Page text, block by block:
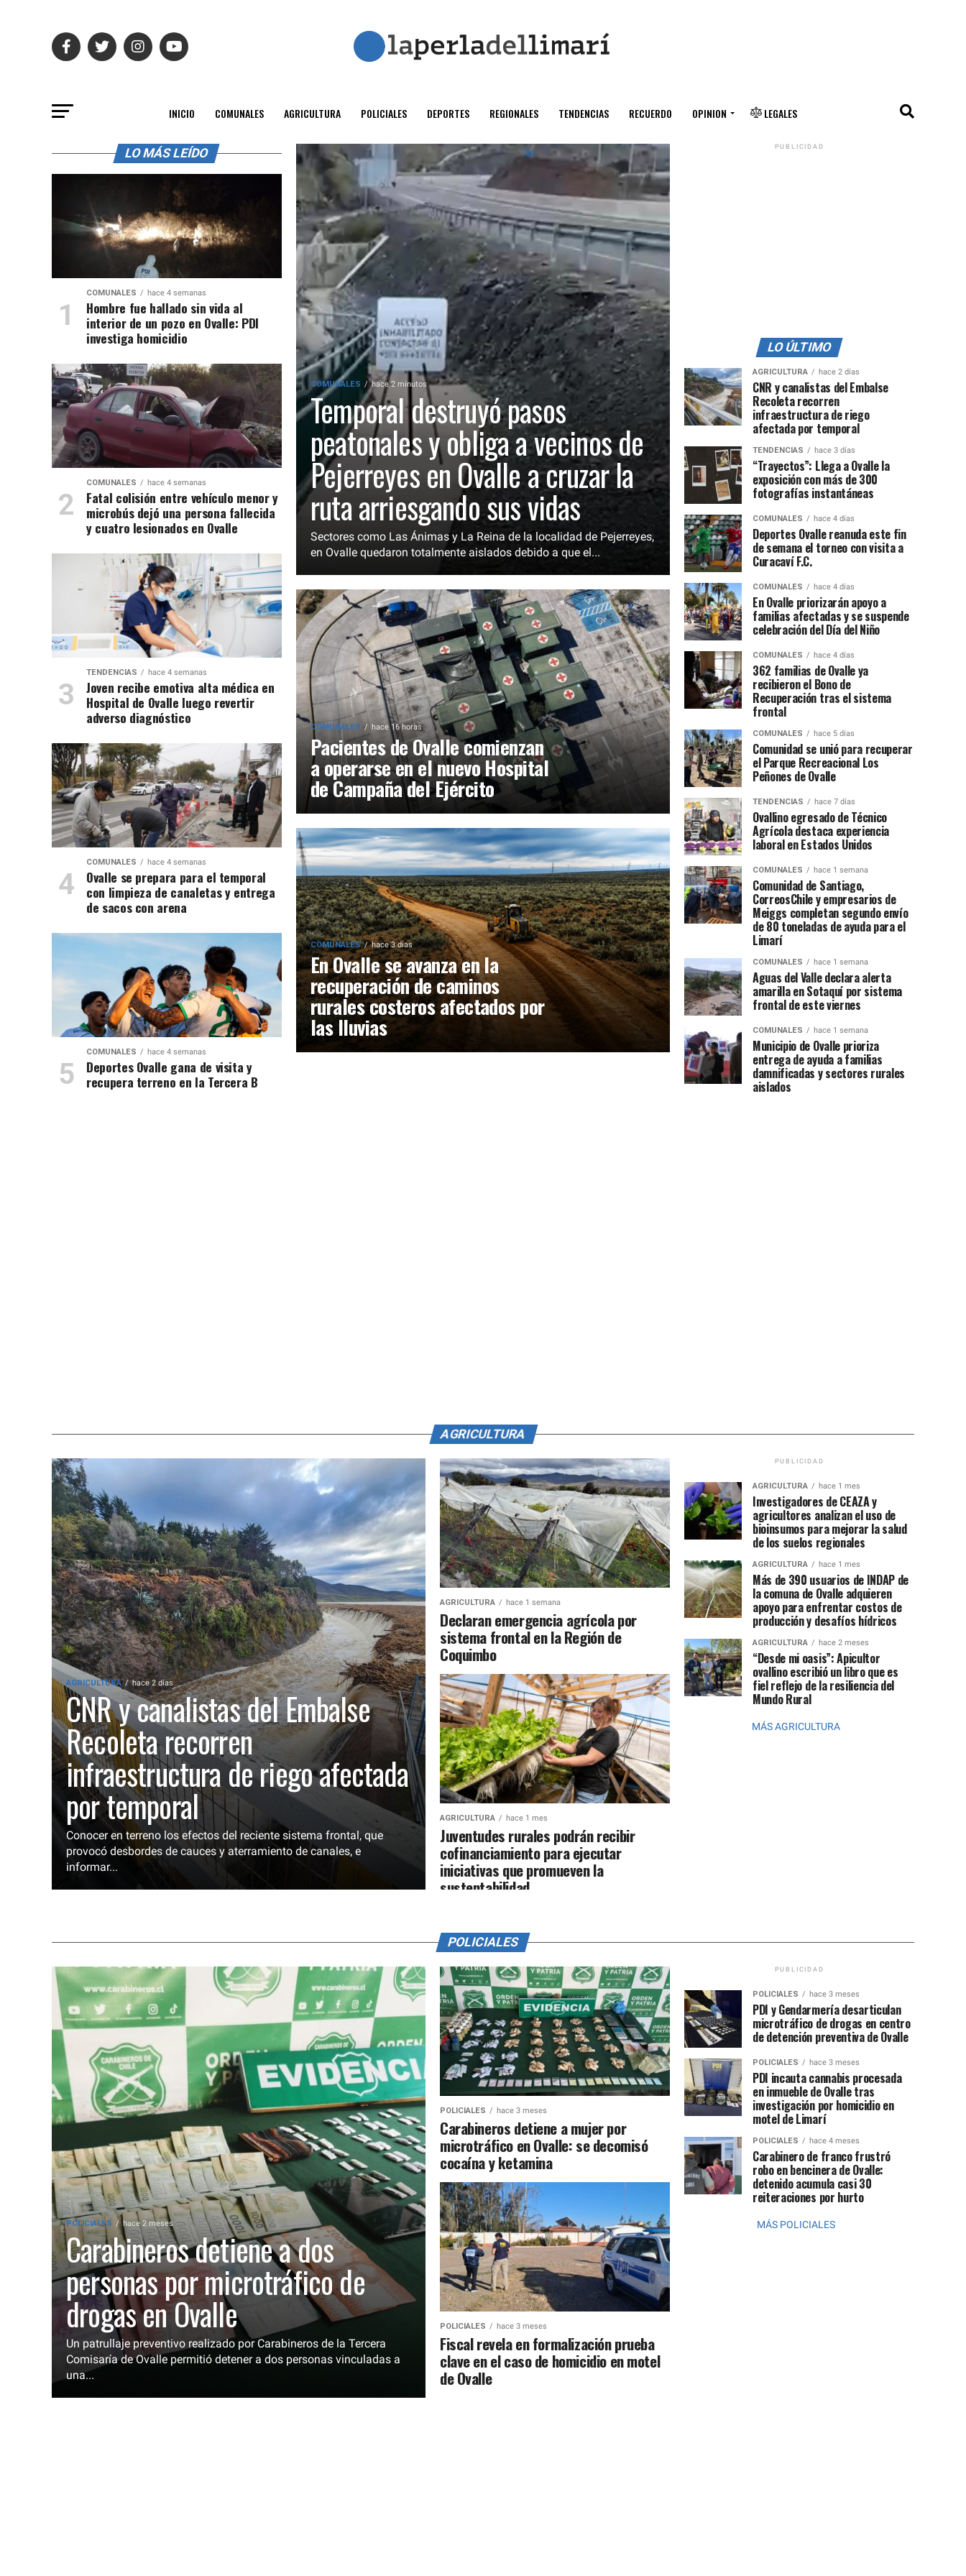
INICIO COMUNALES AGRICULTURA POLICIALES DEPORTES REGIONALES TENDENCIAS RECUERDO OPINION LEGALES
COMUNALES hace 2 minutos
Temporal destruyó pasos
peatonales y obliga a vecinos de
Pejerreyes en Ovalle a cruzar la
ruta arriesgando sus vidas
Sectores como Las Ánimas y La Reina de la localidad de Pejerreyes,
en Ovalle quedaron totalmente aislados debido a que el...
COMUNALES hace 16 horas
Pacientes de Ovalle comienzan
a operarse en el nuevo Hospital
de Campaña del Ejército
COMUNALES hace 3 días
En Ovalle se avanza en la
recuperación de caminos
rurales costeros afectados por
las lluvias
LO MÁS LEÍDO
COMUNALES hace 4 semanas
Hombre fue hallado sin vida al
interior de un pozo en Ovalle: PDI
investiga homicidio
COMUNALES hace 4 semanas
Fatal colisión entre vehículo menor y
microbús dejó una persona fallecida
y cuatro lesionados en Ovalle
TENDENCIAS hace 4 semanas
Joven recibe emotiva alta médica en
Hospital de Ovalle luego revertir
adverso diagnóstico
COMUNALES hace 4 semanas
Ovalle se prepara para el temporal
con limpieza de canaletas y entrega
de sacos con arena
COMUNALES hace 4 semanas
Deportes Ovalle gana de visita y
recupera terreno en la Tercera B
PUBLICIDAD
LO ÚLTIMO
AGRICULTURA hace 2 días
CNR y canalistas del Embalse
Recoleta recorren
infraestructura de riego
afectada por temporal
TENDENCIAS hace 3 días
“Trayectos”: Llega a Ovalle la
exposición con más de 300
fotografías instantáneas
COMUNALES hace 4 días
Deportes Ovalle reanuda este fin
de semana el torneo con visita a
Curacaví F.C.
COMUNALES hace 4 días
En Ovalle priorizarán apoyo a
familias afectadas y se suspende
celebración del Día del Niño
COMUNALES hace 4 días
362 familias de Ovalle ya
recibieron el Bono de
Recuperación tras el sistema
frontal
COMUNALES hace 5 días
Comunidad se unió para recuperar
el Parque Recreacional Los
Peñones de Ovalle
TENDENCIAS hace 7 días
Ovallino egresado de Técnico
Agrícola destaca experiencia
laboral en Estados Unidos
COMUNALES hace 1 semana
Comunidad de Santiago,
CorreosChile y empresarios de
Meiggs completan segundo envío
de 80 toneladas de ayuda para el
Limarí
COMUNALES hace 1 semana
Aguas del Valle declara alerta
amarilla en Sotaquí por sistema
frontal de este viernes
COMUNALES hace 1 semana
Municipio de Ovalle prioriza
entrega de ayuda a familias
damnificadas y sectores rurales
aislados
AGRICULTURA
AGRICULTURA hace 2 días
CNR y canalistas del Embalse
Recoleta recorren
infraestructura de riego afectada
por temporal
Conocer en terreno los efectos del reciente sistema frontal, que
provocó desbordes de cauces y aterramiento de canales, e
informar...
AGRICULTURA hace 1 semana
Declaran emergencia agrícola por
sistema frontal en la Región de
Coquimbo
AGRICULTURA hace 1 mes
Juventudes rurales podrán recibir
cofinanciamiento para ejecutar
iniciativas que promueven la
sustentabilidad
PUBLICIDAD
AGRICULTURA hace 1 mes
Investigadores de CEAZA y
agricultores analizan el uso de
bioinsumos para mejorar la salud
de los suelos regionales
AGRICULTURA hace 1 mes
Más de 390 usuarios de INDAP de
la comuna de Ovalle adquieren
apoyo para enfrentar costos de
producción y desafíos hídricos
AGRICULTURA hace 2 meses
“Desde mi oasis”: Apicultor
ovallino escribió un libro que es
fiel reflejo de la resiliencia del
Mundo Rural
MÁS AGRICULTURA
POLICIALES
POLICIALES hace 2 meses
Carabineros detiene a dos
personas por microtráfico de
drogas en Ovalle
Un patrullaje preventivo realizado por Carabineros de la Tercera
Comisaría de Ovalle permitió detener a dos personas vinculadas a
una...
POLICIALES hace 3 meses
Carabineros detiene a mujer por
microtráfico en Ovalle: se decomisó
cocaína y ketamina
POLICIALES hace 3 meses
Fiscal revela en formalización prueba
clave en el caso de homicidio en motel
de Ovalle
PUBLICIDAD
POLICIALES hace 3 meses
PDI y Gendarmería desarticulan
microtráfico de drogas en centro
de detención preventiva de Ovalle
POLICIALES hace 3 meses
PDI incauta cannabis procesada
en inmueble de Ovalle tras
investigación por homicidio en
motel de Limarí
POLICIALES hace 4 meses
Carabinero de franco frustró
robo en bencinera de Ovalle:
detenido acumula casi 30
reiteraciones por hurto
MÁS POLICIALES